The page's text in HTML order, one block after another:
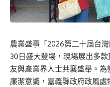
農業盛事「2026第二十屆台
30日盛大登場，現場展出多
友與產業界人士共襄盛舉。
廉潔意識，嘉義縣政府政風